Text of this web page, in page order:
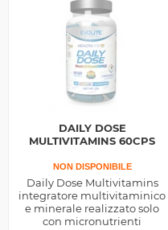
DAILY DOSE
MULTIVITAMINS 60CPS
NON DISPONIBILE
Daily Dose Multivitamins
integratore multivitaminico
e minerale realizzato solo
con micronutrienti